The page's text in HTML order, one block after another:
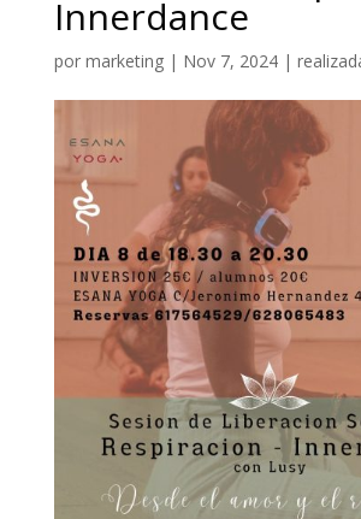
Innerdance
por marketing| Nov 7, 2024|